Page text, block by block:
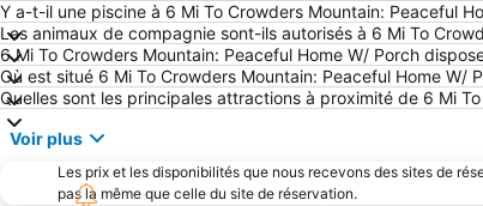
Y a-t-il une piscine à 6 Mi To Crowders Mountain: Peaceful
Les animaux de compagnie sont-ils autorisés à 6 Mi To
6 Mi To Crowders Mountain: Peaceful Home W/ Porch
Où est situé 6 Mi To Crowders Mountain: Peaceful Home W/
Quelles sont les principales attractions à proximité de 6 Mi
Voir plus
Les prix et les disponibilités que nous recevons des sites de
pas la même que celle du site de réservation.